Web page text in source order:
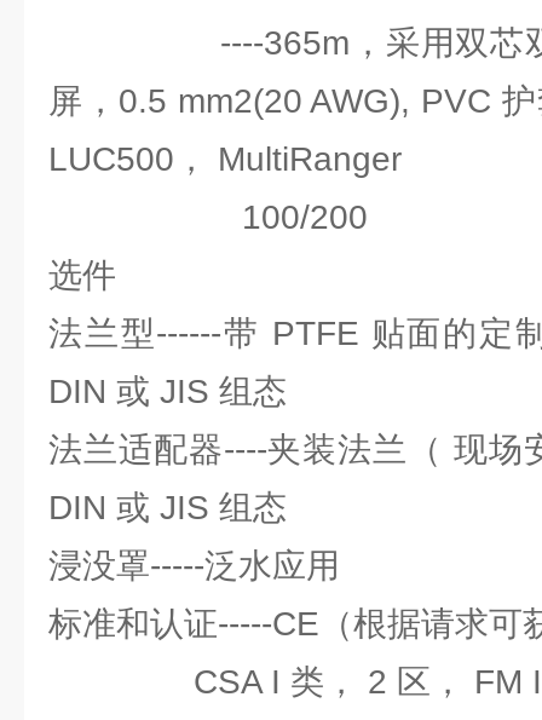
----365m，采用双芯双
屏，0.5 mm2(20 AWG), PVC
LUC500， MultiRanger
100/200
选件
法兰型------带 PTFE 贴面的定
DIN 或 JIS 组态
法兰适配器----夹装法兰（ 现场
DIN 或 JIS 组态
浸没罩-----泛水应用
标准和认证-----CE（根据请求可
CSA I 类， 2 区， FM I